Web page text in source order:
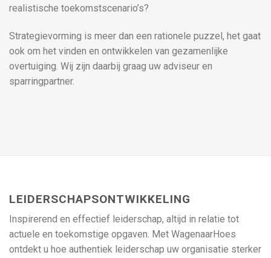
realistische toekomstscenario’s?
Strategievorming is meer dan een rationele puzzel, het gaat
ook om het vinden en ontwikkelen van gezamenlijke
overtuiging. Wij zijn daarbij graag uw adviseur en
sparringpartner.
LEIDERSCHAPSONTWIKKELING
Inspirerend en effectief leiderschap, altijd in relatie tot
actuele en toekomstige opgaven. Met WagenaarHoes
ontdekt u hoe authentiek leiderschap uw organisatie sterker